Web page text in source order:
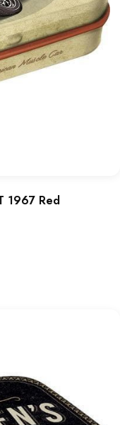
1967 Red